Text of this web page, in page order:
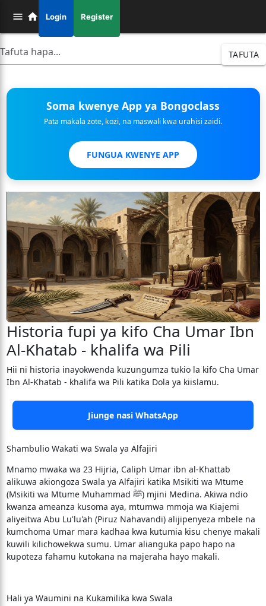
Login Register
TAFUTA
Soma kwenye App ya Bongoclass
Pata makala zote, kozi, na maswali kwa urahisi zaidi.
FUNGUA KWENYE APP
Historia fupi ya kifo Cha Umar Ibn
Al-Khatab - khalifa wa Pili
Hii ni historia inayokwenda kuzungumza tukio la kifo Cha Umar
Ibn Al-Khatab - khalifa wa Pili katika Dola ya kiislamu.
Jiunge nasi WhatsApp
Shambulio Wakati wa Swala ya Alfajiri
Mnamo mwaka wa 23 Hijria, Caliph Umar ibn al-Khattab
alikuwa akiongoza Swala ya Alfajiri katika Msikiti wa Mtume
(Msikiti wa Mtume Muhammad ﷺ) mjini Medina. Akiwa ndio
kwanza ameanza kusoma aya, mtumwa mmoja wa Kiajemi
aliyeitwa Abu Lu'lu'ah (Piruz Nahavandi) alijipenyeza mbele na
kumchoma Umar mara kadhaa kwa kutumia kisu chenye makali
kuwili kilichowekwa sumu. Umar alianguka papo hapo na
kupoteza fahamu kutokana na majeraha hayo makali.
Hali ya Waumini na Kukamilika kwa Swala